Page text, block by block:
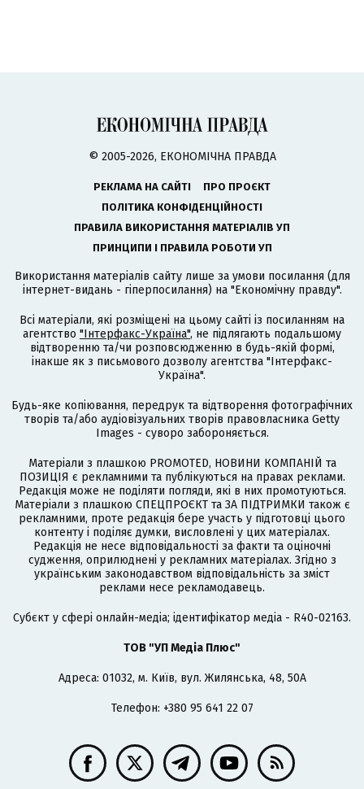
© 2005-2026, ЕКОНОМІЧНА ПРАВДА
РЕКЛАМА НА САЙТІ
ПРО ПРОЄКТ
ПОЛІТИКА КОНФІДЕНЦІЙНОСТІ
ПРАВИЛА ВИКОРИСТАННЯ МАТЕРІАЛІВ УП
ПРИНЦИПИ І ПРАВИЛА РОБОТИ УП
Використання матеріалів сайту лише за умови посилання (для
інтернет-видань - гіперпосилання) на "Економічну правду".
Всі матеріали, які розміщені на цьому сайті із посиланням на
агентство "Інтерфакс-Україна", не підлягають подальшому
відтворенню та/чи розповсюдженню в будь-якій формі,
інакше як з письмового дозволу агентства "Інтерфакс-
Україна".
Будь-яке копіювання, передрук та відтворення фотографічних
творів та/або аудіовізуальних творів правовласника Getty
Images - суворо забороняється.
Матеріали з плашкою PROMOTED, НОВИНИ КОМПАНІЙ та
ПОЗИЦІЯ є рекламними та публікуються на правах реклами.
Редакція може не поділяти погляди, які в них промотуються.
Матеріали з плашкою СПЕЦПРОЄКТ та ЗА ПІДТРИМКИ також є
рекламними, проте редакція бере участь у підготовці цього
контенту і поділяє думки, висловлені у цих матеріалах.
Редакція не несе відповідальності за факти та оціночні
судження, оприлюднені у рекламних матеріалах. Згідно з
українським законодавством відповідальність за зміст
реклами несе рекламодавець.
Cубєкт у сфері онлайн-медіа; ідентифікатор медіа - R40-02163.
ТОВ "УП Медіа Плюс"
Адреса: 01032, м. Київ, вул. Жилянська, 48, 50А
Телефон: +380 95 641 22 07